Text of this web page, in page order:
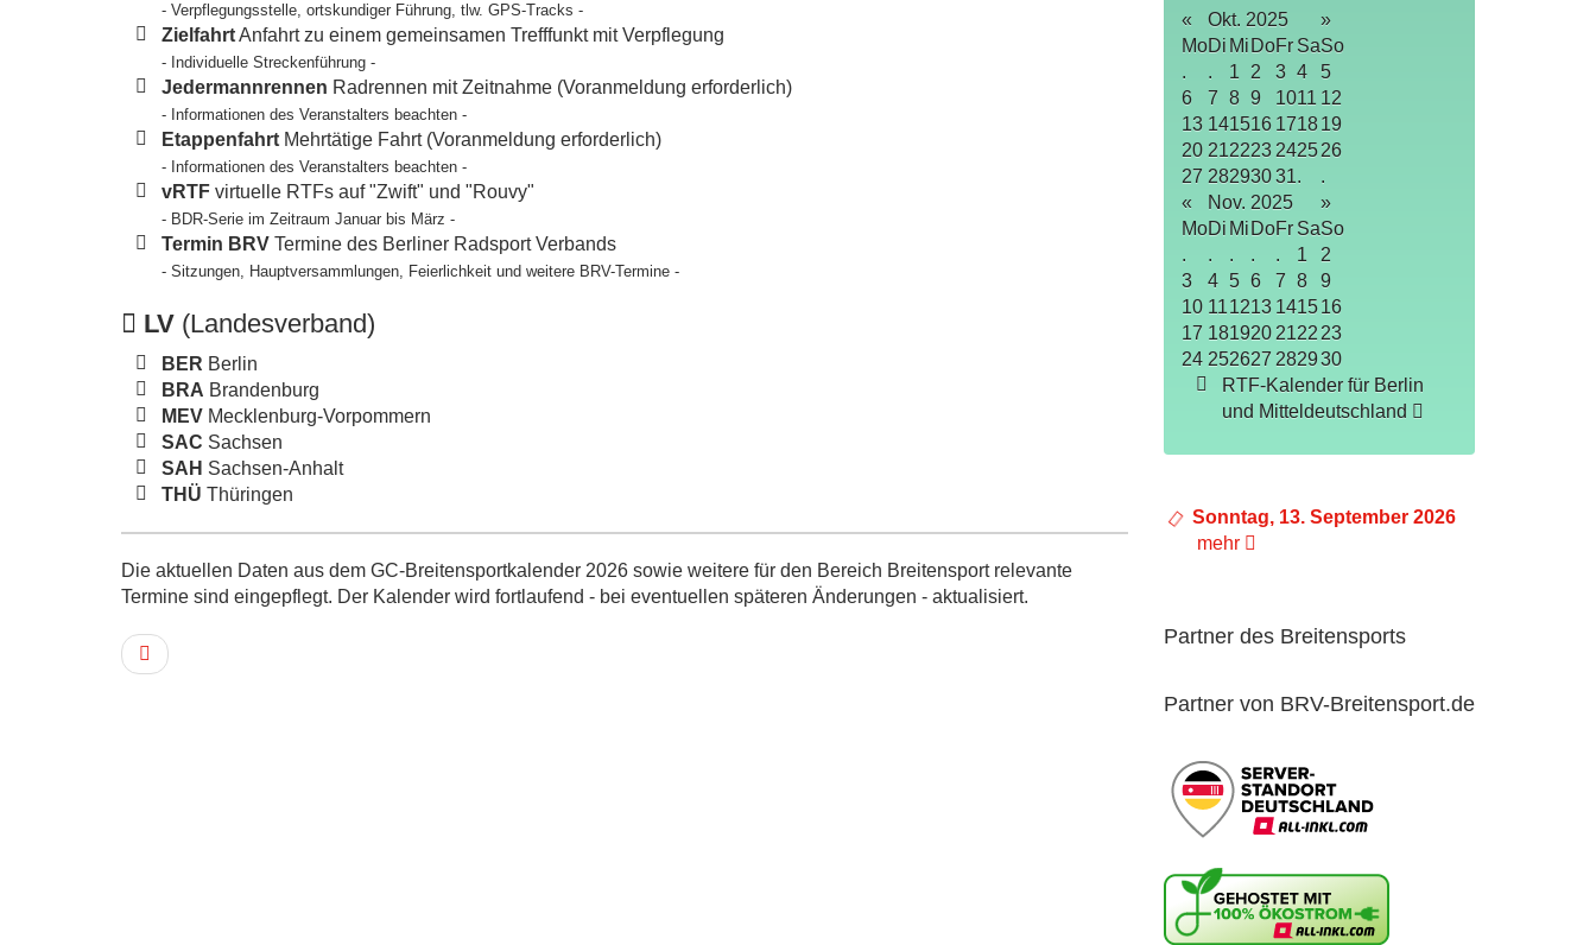
- Verpflegungsstelle, ortskundiger Führung, tlw. GPS-Tracks -
ZielfahrtAnfahrt zu einem gemeinsamen Trefffunkt mit Verpflegung
- Individuelle Streckenführung -
Jedermannrennen Radrennen mit Zeitnahme (Voranmeldung erforderlich)
- Informationen des Veranstalters beachten -
Etappenfahrt Mehrtätige Fahrt (Voranmeldung erforderlich)
- Informationen des Veranstalters beachten -
vRTF virtuelle RTFs auf "Zwift" und "Rouvy"
- BDR-Serie im Zeitraum Januar bis März -
Termin BRV Termine des Berliner Radsport Verbands
- Sitzungen, Hauptversammlungen, Feierlichkeit und weitere BRV-Termine -
LV (Landesverband)
BER Berlin
BRA Brandenburg
MEV Mecklenburg-Vorpommern
SAC Sachsen
SAH Sachsen-Anhalt
THÜ Thüringen
Die aktuellen Daten aus dem GC-Breitensportkalender 2026 sowie weitere für den Bereich Breitensport relevante
Termine sind eingepflegt. Der Kalender wird fortlaufend - bei eventuellen späteren Änderungen - aktualisiert.
« Okt. 2025
»
MoDi Mi DoFr SaSo
.
. 1 2 3 4
5
6
7 8 9 1011 12
13 141516 1718 19
20 212223 2425 26
27 282930 31.
.
«
Nov. 2025
»
MoDi Mi DoFr SaSo
.
. . . . 1
2
3
4 5 6 7 8
9
10 111213 1415 16
17 181920 2122 23
24 252627 282930
RTF-Kalender für Berlin
und Mitteldeutschland
Sonntag, 13. September 2026
mehr
Partner des Breitensports
Partner von BRV-Breitensport.de